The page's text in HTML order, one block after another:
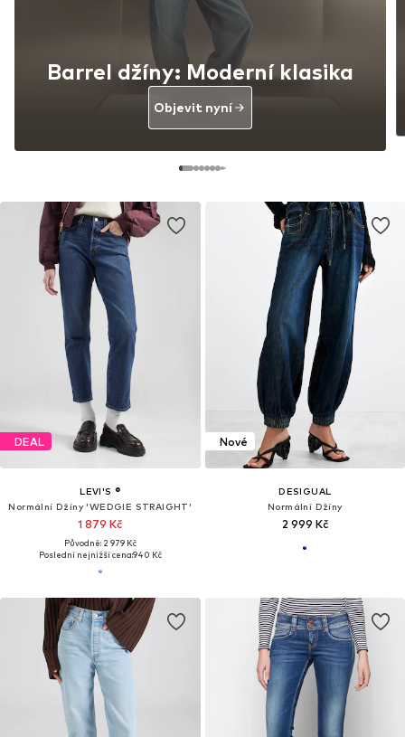
DEAL
LEVI'S ®
Normální Džíny 'WEDGIE STRAIGHT'
1 879 Kč
Původně: 2 979 Kč
Poslední nejnižší cena:940 Kč
Nové
DESIGUAL
Normální Džíny
2 999 Kč
Barrel džíny: Moderní klasika
Objevit nyní